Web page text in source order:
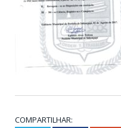
COMPARTILHAR: